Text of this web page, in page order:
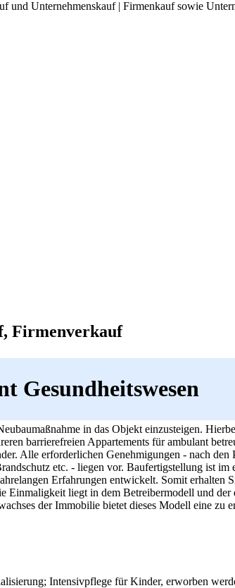
Firmenverkauf
Gesundheitswesen
in das Objekt einzusteigen.
barrierefreien Appartements für ambulant
Alle erforderlichen Genehmigungen - nach den
etc. - liegen vor. Baufertigstellung ist im
Erfahrungen entwickelt. Somit erhalten
Einmaligkeit liegt in dem Betreibermodell und der
der Immobilie bietet dieses Modell eine zu
Intensivpflege für Kinder, erworben